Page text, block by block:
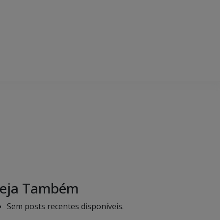
Também
Sem posts recentes disponíveis.